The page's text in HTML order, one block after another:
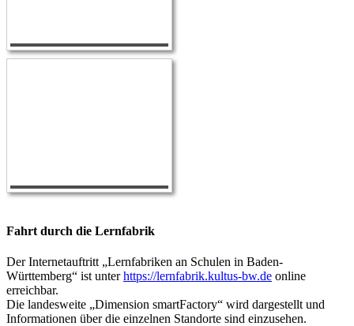
Fahrt durch die Lernfabrik
Der Internetauftritt „Lernfabriken an Schulen in Baden-
Württemberg“ ist unterhttps://lernfabrik.kultus-bw.de online
erreichbar.
Die landesweite „Dimension smartFactory“ wird dargestellt und
Informationen über die einzelnen Standorte sind einzusehen.